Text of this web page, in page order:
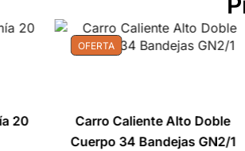
20
OFERTA
Carro Caliente Alto Doble
Cuerpo 34 Bandejas GN2/1